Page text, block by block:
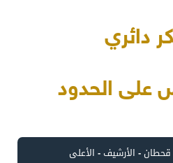
دائري
على الحدود
- الأرشيف- الأعلى